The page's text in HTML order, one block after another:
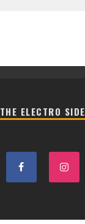
THE ELECTRO SIDE